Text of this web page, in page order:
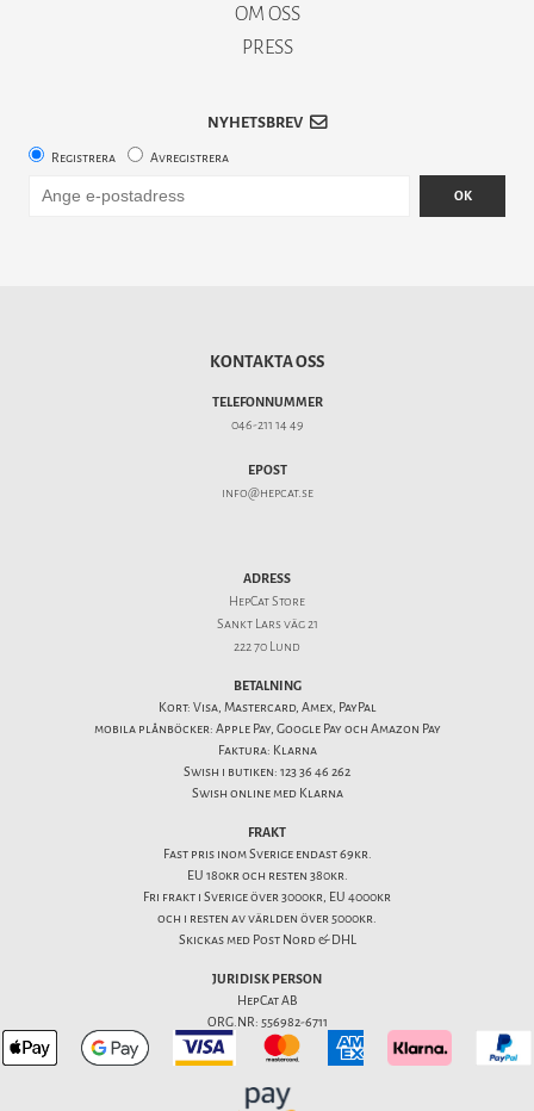
OM OSS
PRESS
NYHETSBREV
Registrera Avregistrera
OK
KONTAKTA OSS
TELEFONNUMMER
046-211 14 49
EPOST
info@hepcat.se
ADRESS
HepCat Store
Sankt Lars väg 21
222 70 Lund
BETALNING
Kort: Visa, Mastercard, Amex, PayPal
mobila plånböcker: Apple Pay, Google Pay och Amazon Pay
Faktura: Klarna
Swish i butiken: 123 36 46 262
Swish online med Klarna
FRAKT
Fast pris inom Sverige endast 69kr.
EU 180kr och resten 380kr.
Fri frakt i Sverige över 3000kr, EU 4000kr
och i resten av världen över 5000kr.
Skickas med Post Nord & DHL
JURIDISK PERSON
HepCat AB
ORG.NR: 556982-6711